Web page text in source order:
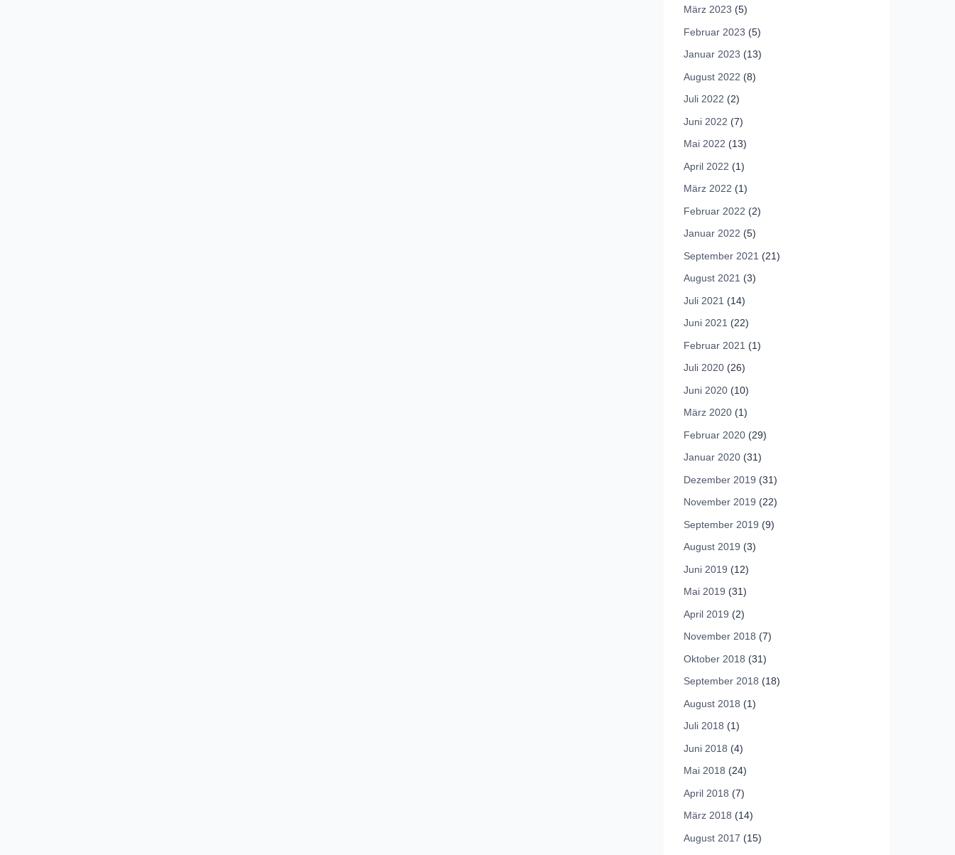
März 2023 (5)
Februar 2023 (5)
Januar 2023 (13)
August 2022 (8)
Juli 2022 (2)
Juni 2022 (7)
Mai 2022 (13)
April 2022 (1)
März 2022 (1)
Februar 2022 (2)
Januar 2022 (5)
September 2021 (21)
August 2021 (3)
Juli 2021 (14)
Juni 2021 (22)
Februar 2021 (1)
Juli 2020 (26)
Juni 2020 (10)
März 2020 (1)
Februar 2020 (29)
Januar 2020 (31)
Dezember 2019 (31)
November 2019 (22)
September 2019 (9)
August 2019 (3)
Juni 2019 (12)
Mai 2019 (31)
April 2019 (2)
November 2018 (7)
Oktober 2018 (31)
September 2018 (18)
August 2018 (1)
Juli 2018 (1)
Juni 2018 (4)
Mai 2018 (24)
April 2018 (7)
März 2018 (14)
August 2017 (15)